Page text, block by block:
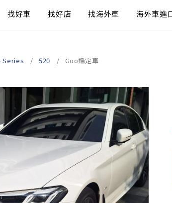
找好車 找好店 找海外車 海外車進
Series 520 Goo鑑定車